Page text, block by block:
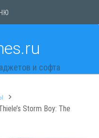
и софта
Storm Boy: The